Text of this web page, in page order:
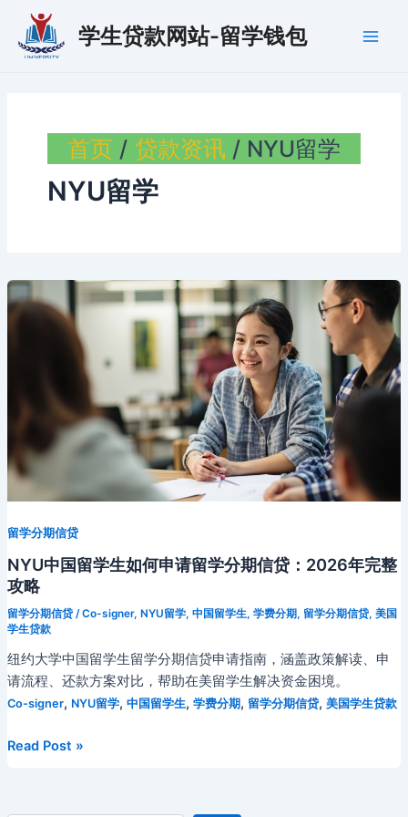
学生贷款网站-留学钱包
首页 贷款资讯 NYU留学
NYU留学
留学分期信贷
NYU中国留学生如何申请留学分期信贷：2026年完整
攻略
留学分期信贷/Co-signer, NYU留学, 中国留学生, 学费分期, 留学分期信贷, 美国
学生贷款
纽约大学中国留学生留学分期信贷申请指南，涵盖政策解读、申
请流程、还款方案对比，帮助在美留学生解决资金困境。
Co-signer, NYU留学, 中国留学生, 学费分期, 留学分期信贷, 美国学生贷款
NYU
留
Read Post »